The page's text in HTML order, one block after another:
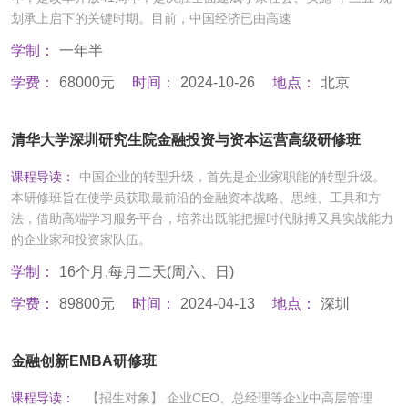
划承上启下的关键时期。目前，中国经济已由高速
学制： 一年半
学费： 68000元 时间： 2024-10-26 地点： 北京
清华大学深圳研究生院金融投资与资本运营高级研修班
课程导读：
中国企业的转型升级，首先是企业家职能的转型升级。
本研修班旨在使学员获取最前沿的金融资本战略、思维、工具和方
法，借助高端学习服务平台，培养出既能把握时代脉搏又具实战能力
的企业家和投资家队伍。
学制： 16个月,每月二天(周六、日)
学费： 89800元 时间： 2024-04-13 地点： 深圳
金融创新EMBA研修班
课程导读：
【招生对象】 企业CEO、总经理等企业中高层管理